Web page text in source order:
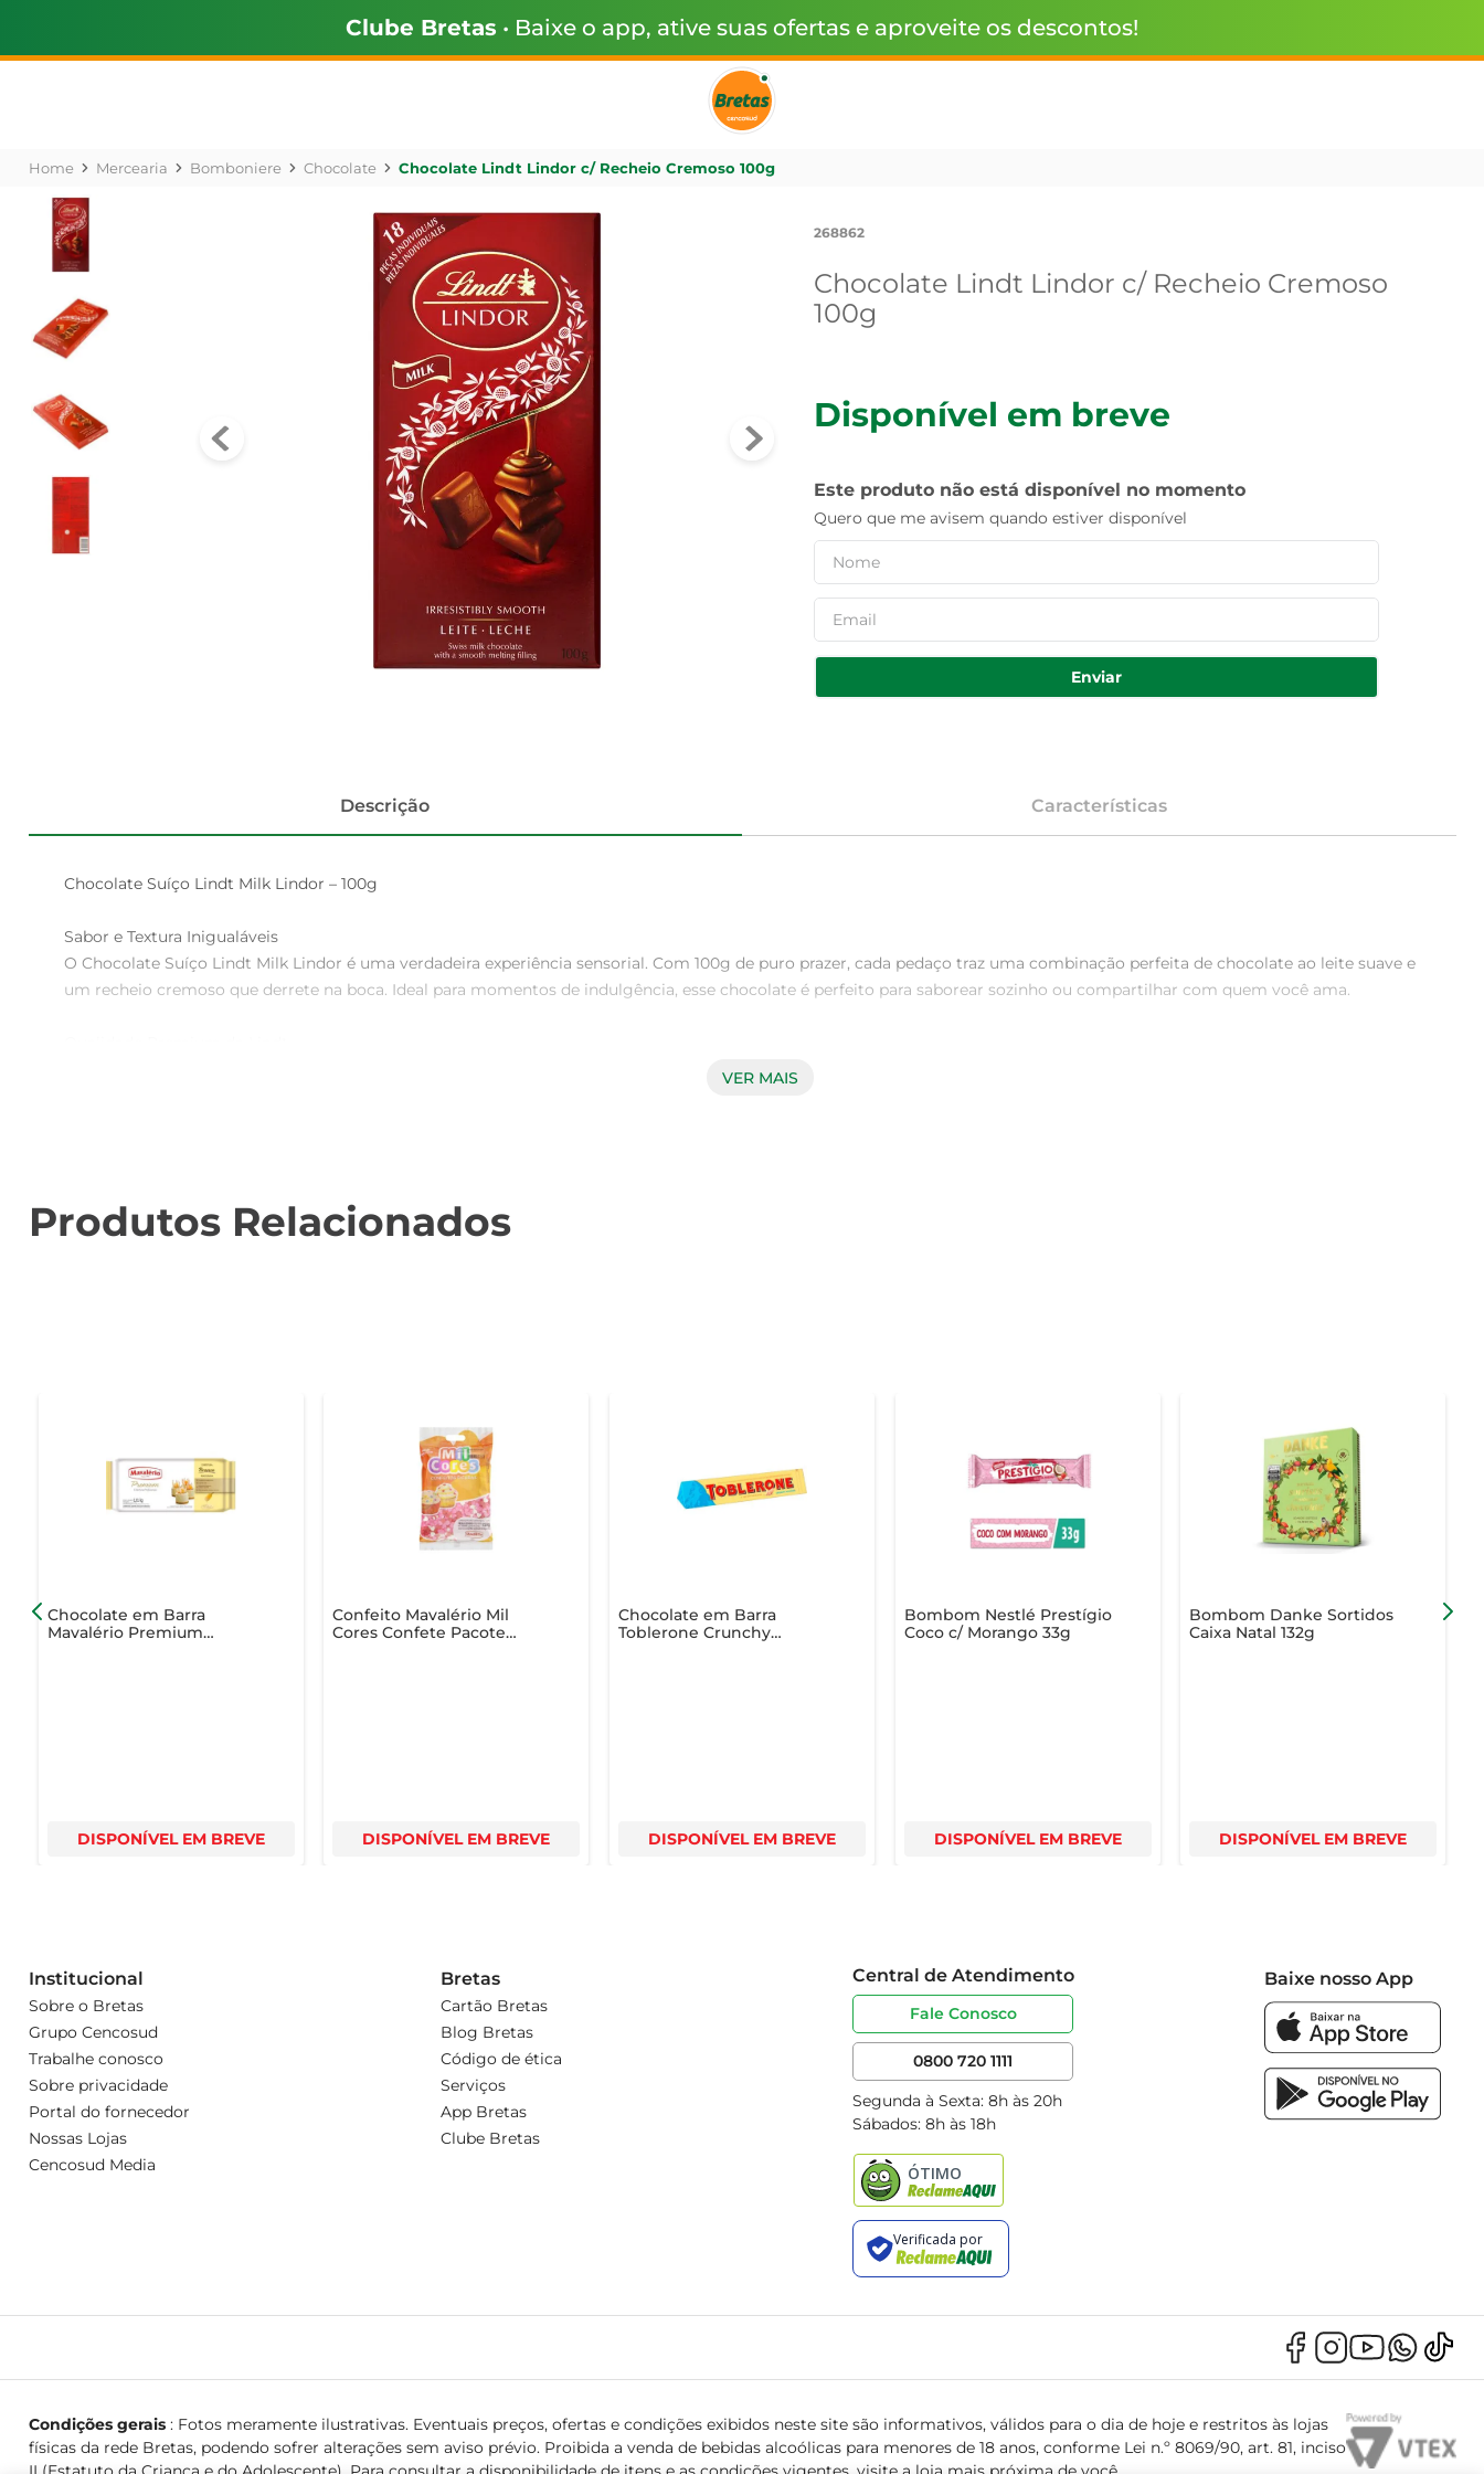
Clube Bretas • Baixe o app, ative suas ofertas e aproveite os descontos!
Mercearia Bomboniere Chocolate Chocolate Lindt Lindor c/ Recheio Cremoso 100g
268862
Chocolate Lindt Lindor c/ Recheio Cremoso
100g
Disponível em breve
Este produto não está disponível no momento
Quero que me avisem quando estiver disponível
Enviar
Descrição Características
Chocolate Suíço Lindt Milk Lindor – 100g
Sabor e Textura Inigualáveis
O Chocolate Suíço Lindt Milk Lindor é uma verdadeira experiência sensorial. Com 100g de puro prazer, cada pedaço traz uma combinação perfeita de chocolate ao leite suave e
um recheio cremoso que derrete na boca. Ideal para momentos de indulgência, esse chocolate é perfeito para saborear sozinho ou compartilhar com quem você ama.
Reconhecida mundialmente pela excelência em chocolates, a Lindt utiliza apenas os melhores ingredientes em suas receitas. O Chocolate Suíço Lindt Milk Lindor é elaborado
versatilidade. Além disso, pode ser utilizado em receitas de sobremesas, como bolos e tortas, trazendo um toque de requinte a qualquer prato.
VER MAIS
Produtos Relacionados
Chocolate em Barra
Mavalério Premium
DISPONÍVEL EM BREVE
Confeito Mavalério Mil
Cores Confete Pacote
DISPONÍVEL EM BREVE
Chocolate em Barra
Toblerone Crunchy
DISPONÍVEL EM BREVE
Bombom Nestlé Prestígio
Coco c/ Morango 33g
DISPONÍVEL EM BREVE
Bombom Danke Sortidos
Caixa Natal 132g
DISPONÍVEL EM BREVE
Institucional
Sobre o Bretas
Grupo Cencosud
Trabalhe conosco
Sobre privacidade
Portal do fornecedor
Nossas Lojas
Cencosud Media
Bretas
Cartão Bretas
Blog Bretas
Código de ética
Serviços
App Bretas
Clube Bretas
Central de Atendimento
Fale Conosco
0800 720 1111
Segunda à Sexta: 8h às 20h
Sábados: 8h às 18h
Baixe nosso App
Condições gerais: Fotos meramente ilustrativas. Eventuais preços, ofertas e condições exibidos neste site são informativos, válidos para o dia de hoje e restritos às lojas
físicas da rede Bretas, podendo sofrer alterações sem aviso prévio. Proibida a venda de bebidas alcoólicas para menores de 18 anos, conforme Lei n.º 8069/90, art. 81, inciso